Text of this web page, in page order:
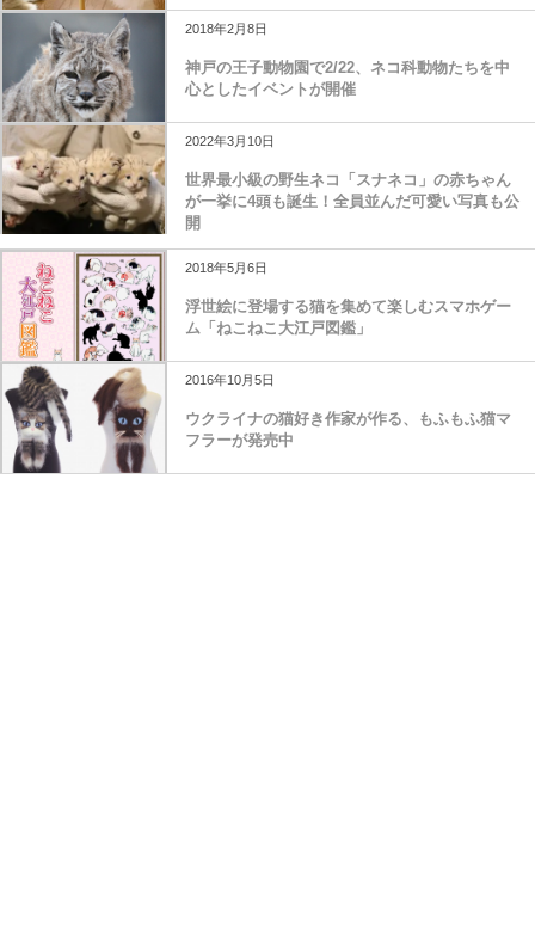
2018年2月8日
神戸の王子動物園で2/22、ネコ科動物たちを中
心としたイベントが開催
2022年3月10日
世界最小級の野生ネコ「スナネコ」の赤ちゃん
が一挙に4頭も誕生！全員並んだ可愛い写真も公
開
2018年5月6日
浮世絵に登場する猫を集めて楽しむスマホゲー
ム「ねこねこ大江戸図鑑」
2016年10月5日
ウクライナの猫好き作家が作る、もふもふ猫マ
フラーが発売中